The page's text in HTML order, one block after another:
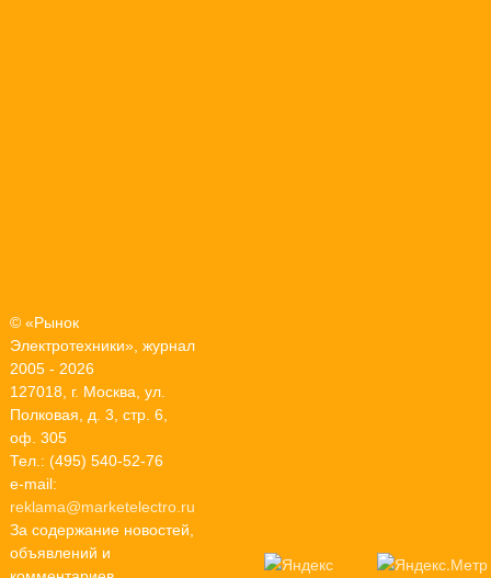
© «Рынок
Электротехники», журнал
2005 - 2026
127018, г. Москва, ул.
Полковая, д. 3, стр. 6,
оф. 305
Тел.: (495) 540-52-76
e-mail:
reklama@marketelectro.ru
За содержание новостей,
объявлений и